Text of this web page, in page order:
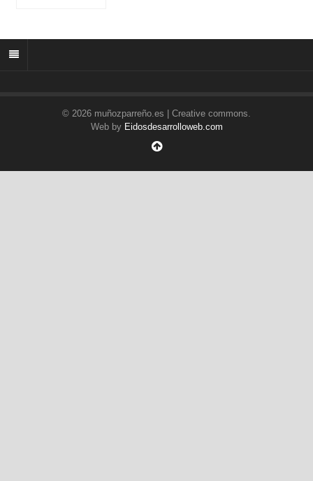
© 2026 muñozparreño.es | Creative commons.
Web by Eidosdesarrolloweb.com